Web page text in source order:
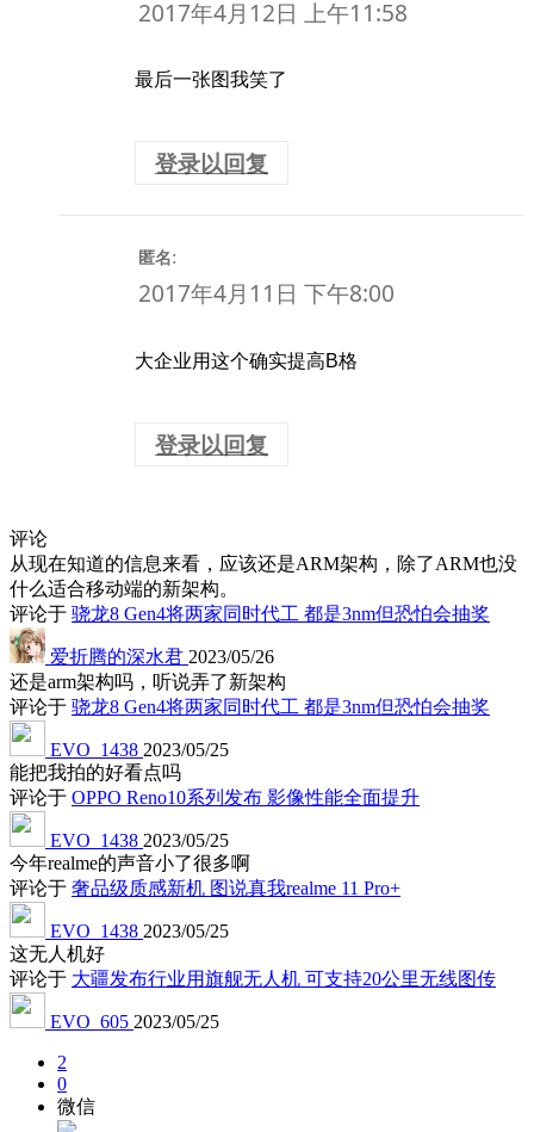
2017年4月12日 上午11:58
最后一张图我笑了
登录以回复
匿名:
2017年4月11日 下午8:00
大企业用这个确实提高B格
登录以回复
评论
从现在知道的信息来看，应该还是ARM架构，除了ARM也没
什么适合移动端的新架构。
评论于 骁龙8 Gen4将两家同时代工 都是3nm但恐怕会抽奖
爱折腾的深水君 2023/05/26
还是arm架构吗，听说弄了新架构
评论于 骁龙8 Gen4将两家同时代工 都是3nm但恐怕会抽奖
EVO_1438 2023/05/25
能把我拍的好看点吗
评论于 OPPO Reno10系列发布 影像性能全面提升
EVO_1438 2023/05/25
今年realme的声音小了很多啊
评论于 奢品级质感新机 图说真我realme 11 Pro+
EVO_1438 2023/05/25
这无人机好
评论于 大疆发布行业用旗舰无人机 可支持20公里无线图传
EVO_605 2023/05/25
2
0
微信